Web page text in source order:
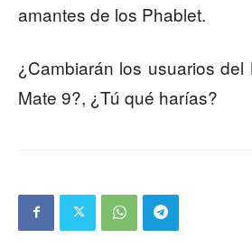
amantes de los Phablet.
¿Cambiarán los usuarios
Mate 9?, ¿Tú qué harías?